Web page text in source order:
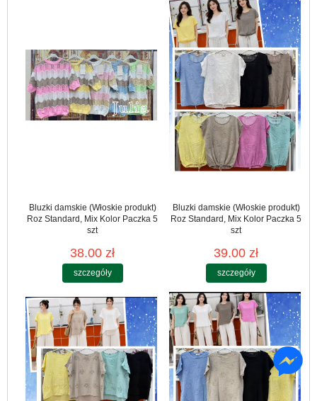
Bluzki damskie (Włoskie produkt)
Roz Standard, Mix Kolor Paczka 5
szt
38.00 zł
szczegóły
Bluzki damskie (Włoskie produkt)
Roz Standard, Mix Kolor Paczka 5
szt
39.00 zł
szczegóły